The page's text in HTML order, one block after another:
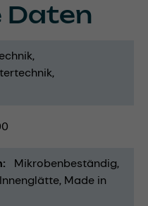
Daten
Mikrobenbeständig
Made in